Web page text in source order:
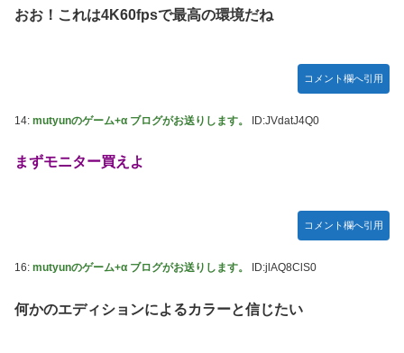
おお！これは4K60fpsで最高の環境だね
コメント欄へ引用
14: mutyunのゲーム+α ブログがお送りします。 ID:JVdatJ4Q0
まずモニター買えよ
コメント欄へ引用
16: mutyunのゲーム+α ブログがお送りします。 ID:jlAQ8ClS0
何かのエディションによるカラーと信じたい